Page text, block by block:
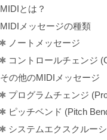
MIDIとは？
MIDIメッセージの種類
ノートメッセージ
コントロールチェンジ
その他のMIDIメッセージ
プログラムチェンジ
ピッチベンド (Pitch
システムエクスクルー